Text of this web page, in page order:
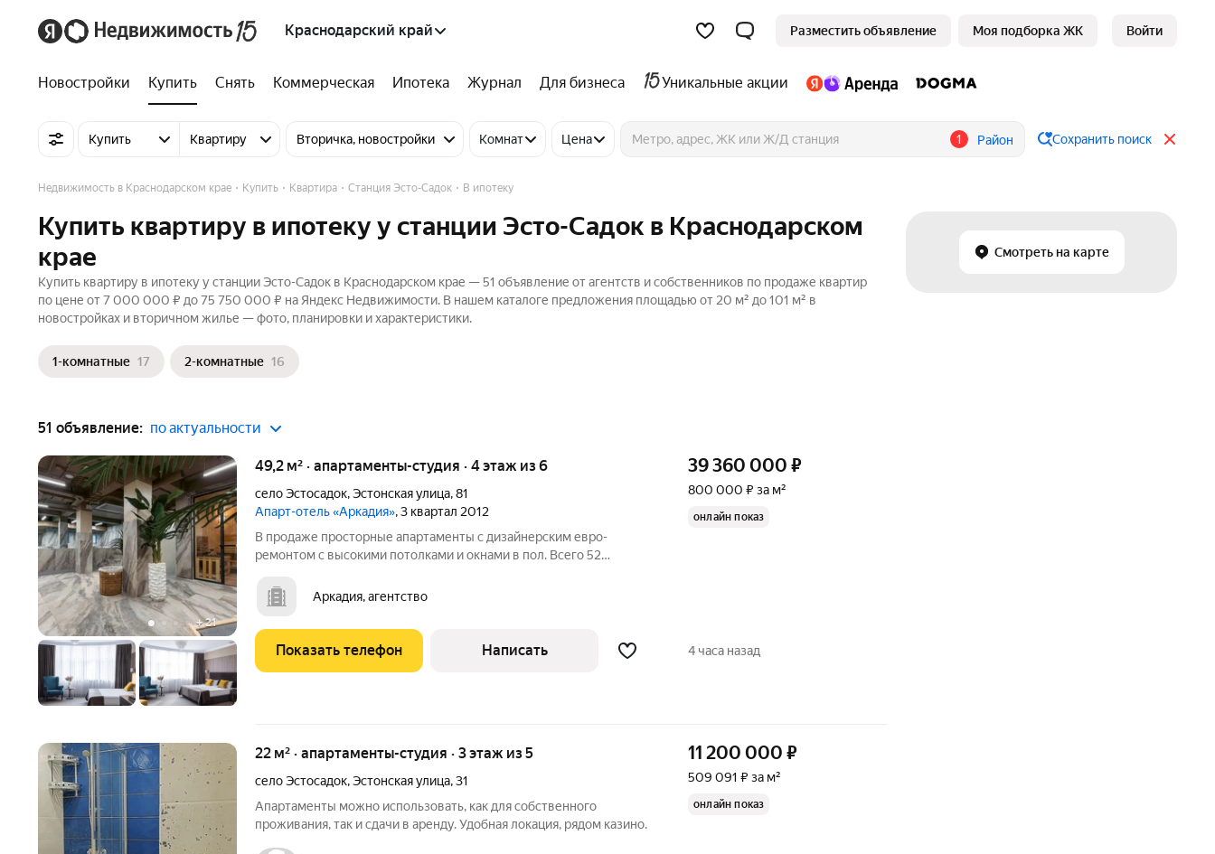
Краснодарский край Разместить объявление Моя подборка ЖК Войти
Новостройки Купить Снять Коммерческая Ипотека Журнал Для бизнеса Уникальные акции
Купить Квартиру Вторичка, новостройки Комнат Цена 1 Район Сохранить поиск
Смотреть на карте
Недвижимость в Краснодарском крае Купить Квартира Станция Эсто-Садок В ипотеку
Купить квартиру в ипотеку у станции Эсто-Садок в Краснодарском
крае
Купить квартиру в ипотеку у станции Эсто-Садок в Краснодарском крае — 51 объявление от агентств и собственников по продаже квартир
по цене от 7 000 000 ₽ до 75 750 000 ₽ на Яндекс Недвижимости. В нашем каталоге предложения площадью от 20 м² до 101 м² в
новостройках и вторичном жилье — фото, планировки и характеристики.
1-комнатные 17 2-комнатные 16
51 объявление: по актуальности
+21
49,2 м² · апартаменты-студия · 4 этаж из 6
село Эстосадок,Эстонская улица,81
Апарт-отель «Аркадия», 3 квартал 2012
В продаже просторные апартаменты с дизайнерским евро-
ремонтом с высокими потолками и окнами в пол. Всего 52
приобретение может использоваться для пассивного дохода.
Апартаменты сдаются в аренду
Аркадия, агентство
39 360 000 ₽
800 000 ₽ за м²
онлайн показ
Показать телефон Написать 4 часа назад
22 м² · апартаменты-студия · 3 этаж из 5
село Эстосадок,Эстонская улица,31
Апартаменты можно использовать, как для собственного
проживания, так и сдачи в аренду. Удобная локация, рядом казино.
11 200 000 ₽
509 091 ₽ за м²
онлайн показ